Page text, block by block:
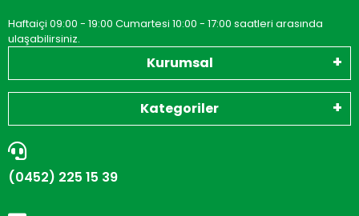
Haftaiçi 09:00 - 19:00 Cumartesi 10:00 - 17:00 saatleri arasında
ulaşabilirsiniz.
Kurumsal
Kategoriler
(0452) 225 15 39